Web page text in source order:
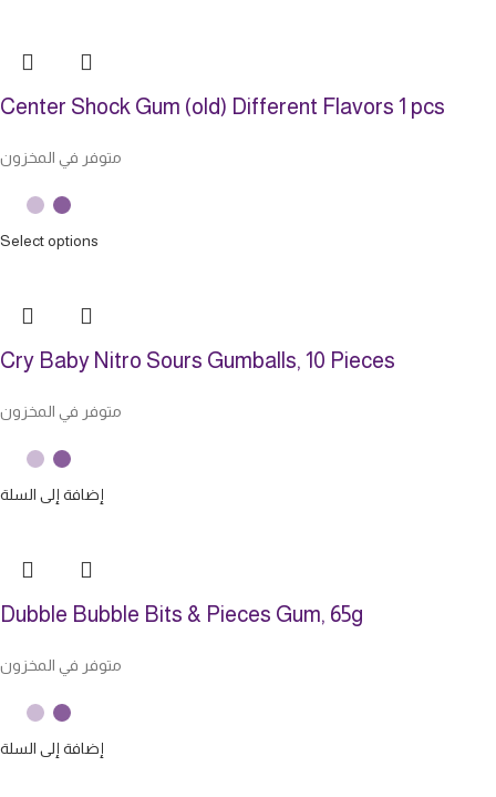
Center Shock Gum (old) Different Flavors 1 pcs
متوفر في المخزون
Select options
Cry Baby Nitro Sours Gumballs, 10 Pieces
متوفر في المخزون
إضافة إلى السلة
Dubble Bubble Bits & Pieces Gum, 65g
متوفر في المخزون
إضافة إلى السلة